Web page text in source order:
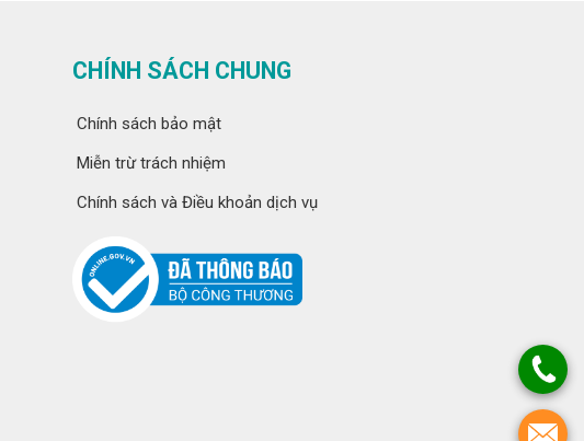
CHÍNH SÁCH CHUNG
Chính sách bảo mật
Miễn trừ trách nhiệm
Chính sách và Điều khoản dịch vụ